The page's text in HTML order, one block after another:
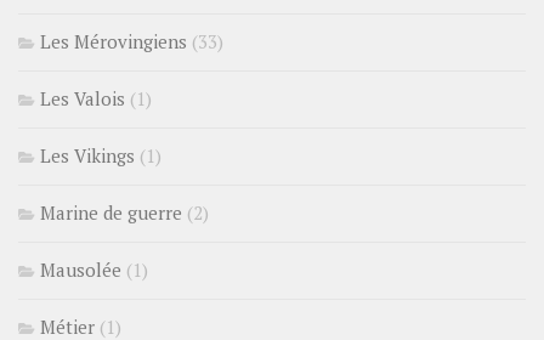
Les Mérovingiens (33)
Les Valois (1)
Les Vikings (1)
Marine de guerre (2)
Mausolée (1)
Métier (1)